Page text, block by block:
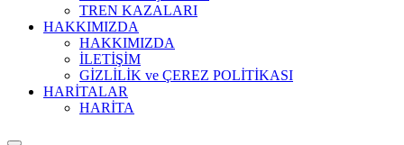
TREN KAZALARI
HAKKIMIZDA
HAKKIMIZDA
İLETİŞİM
GİZLİLİK ve ÇEREZ POLİTİKASI
HARİTALAR
HARİTA